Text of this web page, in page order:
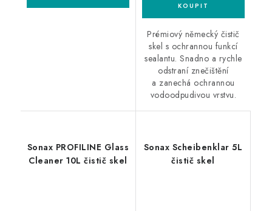
Prémiový německý čistič
skel s ochrannou funkcí
sealantu. Snadno a rychle
odstraní znečištění
a zanechá ochrannou
vodoodpudivou vrstvu.
Sonax PROFILINE Glass
Cleaner 10L čistič skel
Sonax Scheibenklar 5L
čistič skel